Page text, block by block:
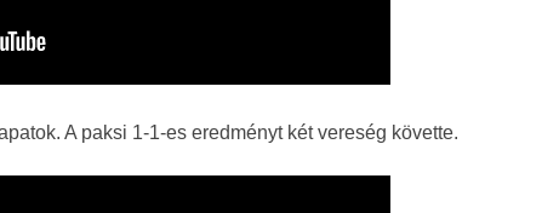
A paksi 1-1-es eredményt két vereség követte.